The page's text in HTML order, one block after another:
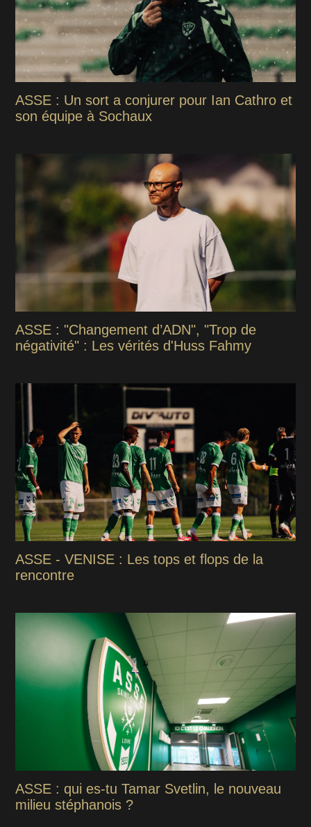
ASSE : Un sort a conjurer pour Ian Cathro et
son équipe à Sochaux
ASSE : "Changement d’ADN", "Trop de
négativité" : Les vérités d'Huss Fahmy
ASSE - VENISE : Les tops et flops de la
rencontre
ASSE : qui es-tu Tamar Svetlin, le nouveau
milieu stéphanois ?